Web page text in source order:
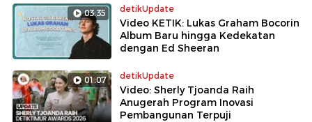
03:35 detikUpdate
Video KETIK: Lukas Graham Bocorin
Album Baru hingga Kedekatan
dengan Ed Sheeran
01:07 detikUpdate
Video: Sherly Tjoanda Raih
Anugerah Program Inovasi
Pembangunan Terpuji